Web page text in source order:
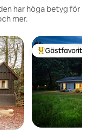
har höga betyg för
mer.
Populär
Gästfavorit